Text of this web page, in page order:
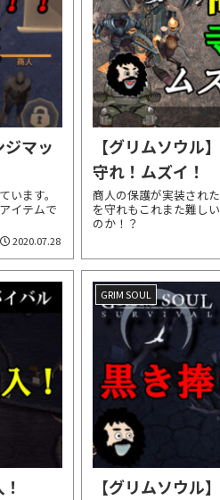
ジマッ
ます。
イテムで
2020.07.28
【グリムソウル
守れ！ムズイ！
商人の保護が実装され
を守れもこれまた難し
のか！？
GRIM SOUL
【グリムソウル